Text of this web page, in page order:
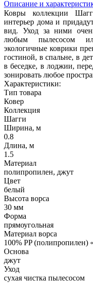
Описание и
Ковры коллекции
интерьер дома и
вид. Уход за ними
любым пылесосом
экологичные коврики
гостиной, в спальне, в
в беседке, в лоджии,
зонировать любое
Характеристики:
Тип товара
Ковер
Коллекция
Шагги
Ширина, м
0.8
Длина, м
1.5
Материал
полипропилен, джут
Цвет
белый
Высота ворса
30 мм
Форма
прямоугольная
Материал ворса
100% PP (полипропилен)
Основа
джут
Уход
сухая чистка пылесосом